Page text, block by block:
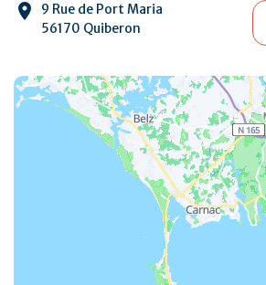
9 Rue de Port Maria
56170 Quiberon